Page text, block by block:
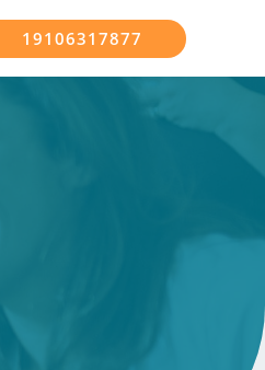
19106317877